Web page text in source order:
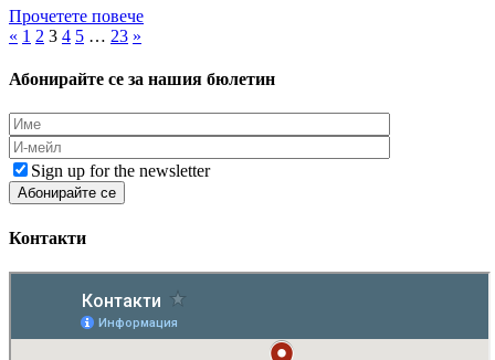
Прочетете повече
« 1 2 3 4 5 … 23 »
Абонирайте се за нашия бюлетин
Sign up for the newsletter
Контакти